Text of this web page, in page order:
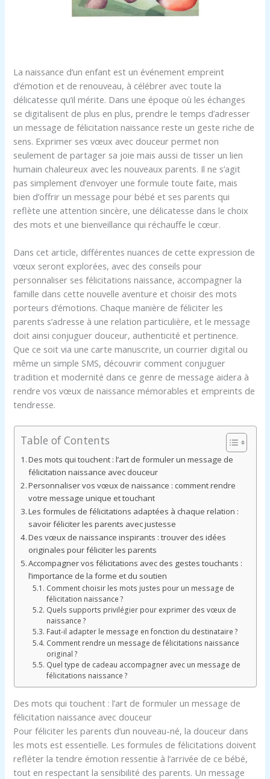
La naissance d’un enfant est un événement empreint
d’émotion et de renouveau, à célébrer avec toute la
délicatesse qu’il mérite. Dans une époque où les échanges
se digitalisent de plus en plus, prendre le temps d’adresser
un message de félicitation naissance reste un geste riche de
sens. Exprimer ses vœux avec douceur permet non
seulement de partager sa joie mais aussi de tisser un lien
humain chaleureux avec les nouveaux parents. Il ne s’agit
pas simplement d’envoyer une formule toute faite, mais
bien d’offrir un message pour bébé et ses parents qui
reflète une attention sincère, une délicatesse dans le choix
des mots et une bienveillance qui réchauffe le cœur.
Dans cet article, différentes nuances de cette expression de
vœux seront explorées, avec des conseils pour
personnaliser ses félicitations naissance, accompagner la
famille dans cette nouvelle aventure et choisir des mots
porteurs d’émotions. Chaque manière de féliciter les
parents s’adresse à une relation particulière, et le message
doit ainsi conjuguer douceur, authenticité et pertinence.
Que ce soit via une carte manuscrite, un courrier digital ou
même un simple SMS, découvrir comment conjuguer
tradition et modernité dans ce genre de message aidera à
rendre vos vœux de naissance mémorables et empreints de
tendresse.
Table of Contents
Des mots qui touchent : l’art de formuler un message de
félicitation naissance avec douceur
Personnaliser vos vœux de naissance : comment rendre
votre message unique et touchant
Les formules de félicitations adaptées à chaque relation :
savoir féliciter les parents avec justesse
Des vœux de naissance inspirants : trouver des idées
originales pour féliciter les parents
Accompagner vos félicitations avec des gestes touchants :
l’importance de la forme et du soutien
Comment choisir les mots justes pour un message de
félicitation naissance ?
Quels supports privilégier pour exprimer des vœux de
naissance ?
Faut-il adapter le message en fonction du destinataire ?
Comment rendre un message de félicitations naissance
original ?
Quel type de cadeau accompagner avec un message de
félicitations naissance ?
Des mots qui touchent : l’art de formuler un message de
félicitation naissance avec douceur
Pour féliciter les parents d’un nouveau-né, la douceur dans
les mots est essentielle. Les formules de félicitations doivent
refléter la tendre émotion ressentie à l’arrivée de ce bébé,
tout en respectant la sensibilité des parents. Un message